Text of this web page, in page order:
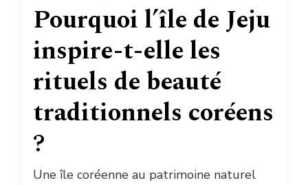
Pourquoi l’île de Jeju
inspire-t-elle les
rituels de beauté
traditionnels coréens
?
Une île coréenne au patrimoine naturel